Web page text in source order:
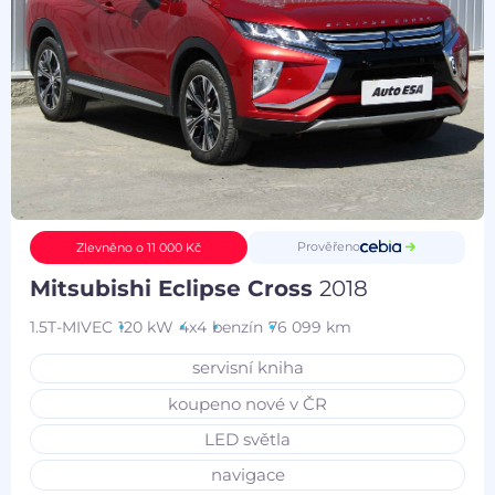
Zlevněno o 11 000 Kč Prověřeno
Mitsubishi Eclipse Cross2018
1.5T-MIVEC 120 kW 4x4 benzín 76 099 km
servisní kniha
koupeno nové v ČR
LED světla
navigace